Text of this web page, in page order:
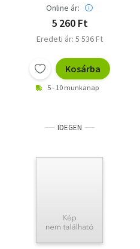
Online ár:
5 260 Ft
Eredeti ár: 5 536 Ft
Kosárba
5 - 10 munkanap
IDEGEN